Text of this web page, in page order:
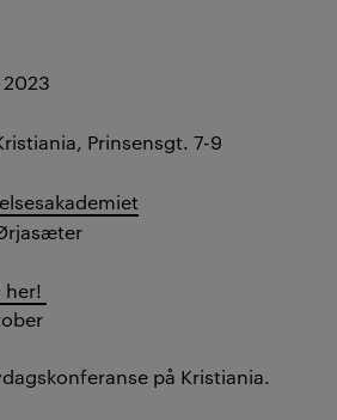
Prinsensgt. 7-9
her!
på Kristiania.